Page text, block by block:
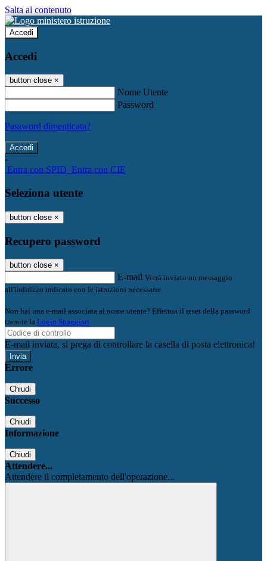
Salta al contenuto
Accedi
Accedi
button close ×
Nome Utente
Password
Password dimenticata?
-
Entra con SPID Entra con CIE
Seleziona utente
button close ×
Recupero password
button close ×
E-mail Verrà inviato un messaggio
all'indirizzo indicato con le istruzioni necessarie.
Non hai una e-mail associata al nome utente? Effettua il reset della password
tramite la Login Spaggiari
E-mail inviata, si prega di controllare la casella di posta elettronica!
Errore
Chiudi
Successo
Chiudi
Informazione
Chiudi
Attendere...
Attendere il completamento dell'operazione...